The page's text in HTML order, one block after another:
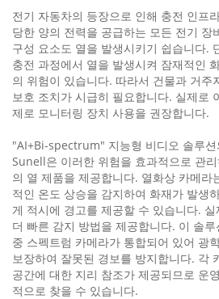
전기 자동차의 등장으로 인해 충전 인프
당한 양의 전력을 공급하는 모든 전기 장
구성 요소도 열을 발생시키기 쉽습니다.
충전 과정에서 열을 발생시켜 잠재적인
의 위험이 있습니다. 따라서 건물과 거주
보호 조치가 시급히 필요합니다. 실제로
제로 모니터링 장치 사용을 권장합니다.
"AI+Bi-spectrum" 지능형 비디오 솔루션
Sunell은 이러한 위험을 효과적으로 관
의 열 제품을 제공합니다. 열화상 카메라
적인 온도 상승을 감지하여 화재가 발생
게 적시에 경고를 제공할 수 있습니다.
더 빠른 감지 방법을 제공합니다. 이 솔
중 스펙트럼 카메라가 통합되어 있어 광
보장하여 잘못된 경보를 방지합니다. 각
공간에 대한 지리 참조가 제공되므로 운
적으로 찾을 수 있습니다.